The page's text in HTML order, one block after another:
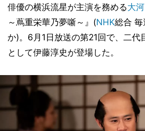
俳優の横浜流星が主演を務める大
～蔦重栄華乃夢噺～』(NHK総合
か)。6月1日放送の第21回で、二代
として伊藤淳史が登場した。